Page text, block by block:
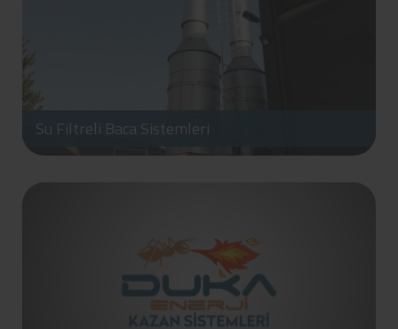
Su Filtreli Baca Sistemleri